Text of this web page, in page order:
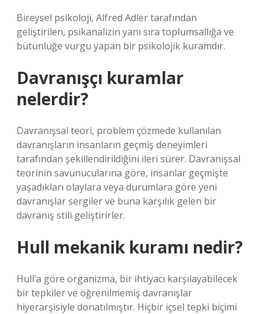
Bireysel psikoloji, Alfred Adler tarafından
geliştirilen, psikanalizin yanı sıra toplumsallığa ve
bütünlüğe vurgu yapan bir psikolojik kuramdır.
Davranışçı kuramlar
nelerdir?
Davranışsal teori, problem çözmede kullanılan
davranışların insanların geçmiş deneyimleri
tarafından şekillendirildiğini ileri sürer. Davranışsal
teorinin savunucularına göre, insanlar geçmişte
yaşadıkları olaylara veya durumlara göre yeni
davranışlar sergiler ve buna karşılık gelen bir
davranış stili geliştirirler.
Hull mekanik kuramı nedir?
Hull’a göre organizma, bir ihtiyacı karşılayabilecek
bir tepkiler ve öğrenilmemiş davranışlar
hiyerarşisiyle donatılmıştır. Hiçbir içsel tepki biçimi